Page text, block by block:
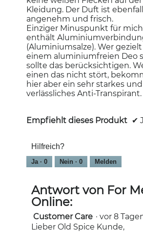
Kleidung. Der Duft ist
angenehm und frisch.
Einziger Minuspunkt für
enthält
(Aluminiumsalze). Wer
einem aluminiumfreien Deo
sollte das berücksichtigen.
einen das nicht stört,
hier aber ein sehr starkes und
verlässliches Anti-Transpirant.
Empfiehlt dieses Produkt ✔
Hilfreich?
Ja · 0 Nein · 0 Melden
Antwort von For
Online:
Customer Care · vor 8
Lieber Old Spice Kunde,